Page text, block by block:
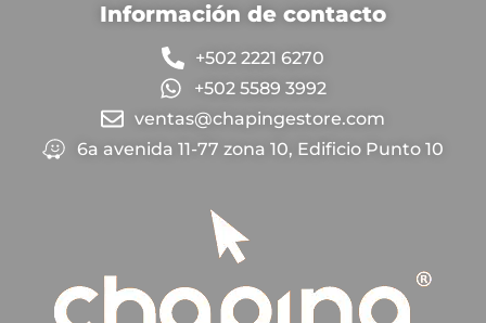
Información de contacto
+502 2221 6270
+502 5589 3992
ventas@chapingestore.com
6a avenida 11-77 zona 10, Edificio Punto 10